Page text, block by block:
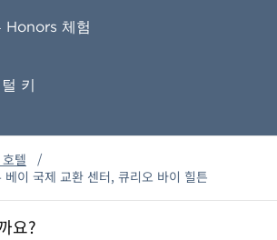
Honors 체험
키
텔
/
이 국제 교환 센터, 큐리오 바이 힐튼
요?